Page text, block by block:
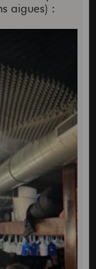
aigues) :